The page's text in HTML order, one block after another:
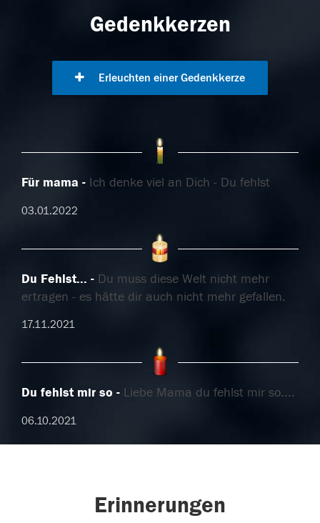
Gedenkkerzen
Erleuchten einer Gedenkkerze
Für mama Ich denke viel an Dich - Du fehlst
03.01.2022
Du Fehlst...
Du muss diese Welt nicht mehr
ertragen - es hätte dir auch nicht mehr gefallen.
17.11.2021
Du fehlst mir so Liebe Mama du fehlst mir so....
06.10.2021
Erinnerungen